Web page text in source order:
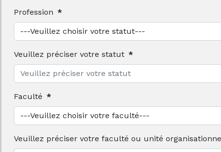
Profession *
Veuillez préciser votre statut *
Faculté *
Veuillez préciser votre faculté ou unité